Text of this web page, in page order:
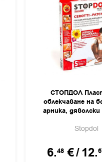
СТОПДОЛ
облекчаване на
арника,
Stopdol
6.48 €/12.